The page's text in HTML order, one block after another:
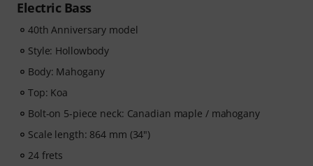
Electric Bass
40th Anniversary model
Style: Hollowbody
Body: Mahogany
Top: Koa
Bolt-on 5-piece neck: Canadian maple / mahogany
Scale length: 864 mm (34")
24 frets